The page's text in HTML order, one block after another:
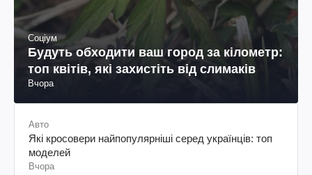
Соціум
Будуть обходити ваш город за кілометр:
топ квітів, які захистіть від слимаків
Вчора
Авто
Які кросовери найпопулярніші серед українців: топ
моделей
Вчора